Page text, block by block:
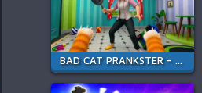
BAD CAT PRANKSTER - MOM IS RETURN